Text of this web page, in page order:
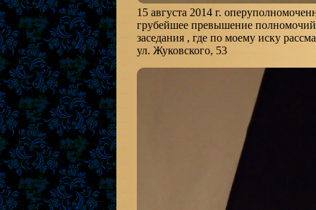
15 августа 2014 г.
грубейшее превышение
заседания , где по моему иску
ул. Жуковского, 53